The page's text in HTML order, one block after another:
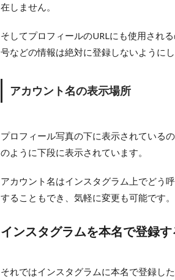
在しません。
そしてプロフィールのURLにも使用され
号などの情報は絶対に登録しないようにし
アカウント名の表示場所
プロフィール写真の下に表示されている
のように下段に表示されています。
アカウント名はインスタグラム上でどう
することもでき、気軽に変更も可能です。
インスタグラムを本名で登録す
それではインスタグラムに本名で登録し